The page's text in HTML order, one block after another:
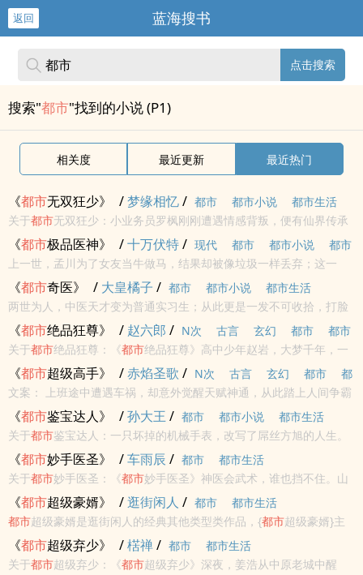
返回 蓝海搜书
点击搜索
搜索"都市"找到的小说 (P1)
相关度 最近更新 最近热门
《都市无双狂少》 /梦缘相忆/ 都市 都市小说
都市生活
关于都市无双狂少：小业务员罗枫刚刚遭遇情感背叛，便有仙界传承
从天而降，凭借这份大礼包逐渐走向巅峰修仙道路。
《都市极品医神》 /十万伏特/ 现代 都市 都市小说
都市
生活
上一世，孟川为了女友当牛做马，结果却被像垃圾一样丢弃；这一
世，孟川得到祖上妖道医圣传承，又有一只橘猫护道，从此纵横
市，吊打一切，无所不能！...
《都市奇医》 / 大皇橘子 / 都市 都市小说
都市生活
两世为人，中医天才变为普通实习生；从此更是一发不可收拾，打脸
医德恶劣的主任，迷倒风华绝代的佳人，再度踏上巅峰之土，成就前
世未能完成的梦！
《都市绝品狂尊》 / 赵六郎 / N次 古言 玄幻 都市
都市
小说
都市生活
关于都市绝品狂尊：《都市绝品狂尊》高中少年赵岩，大梦千年，一
朝觉醒，纵横天下，翻手为云，覆手为雨，收拢资源，提升实力，只
为重回修仙世界。不想，却遭遇地球灵气复苏，高武崛起，仙门临
世，险阻层生。...
《都市超级高手》 /赤焰圣歌 / N次 古言 玄幻 都市
都
市小说
都市生活
文案： 上班途中遭遇车祸，却意外觉醒天赋神通，从此踏上人间争霸
之路！看一介凡人如何人生逆袭，迎娶白富美，走上人生巅峰！
《都市鉴宝达人》 /孙大王 / 都市 都市小说
都市生活
关于都市鉴宝达人：一只坏掉的机械手表，改写了屌丝方旭的人生。
手表能鉴宝，因为只有宝物的宝光，才能让指针旋转，而回拨指针，
更能让时光回溯……从古玩店打工小职员，到制霸全球的超级富豪，你
只缺买个表...
《都市妙手医圣》 /车雨辰 / 都市
都市生活
关于都市妙手医圣：《都市妙手医圣》神医会武术，谁也挡不住。山
里走出来的少年林东，带着一身上古医术闯荡都市！疑难杂症，没有
我治不好的病！富少恶霸，没有我治不好的人！
《都市超级豪婿》 /逛街闲人 / 都市
都市生活
都市超级豪婿是逛街闲人的经典其他类型类作品，{都市超级豪婿}主
要讲述了：都市超级豪婿 逛街闲人最新鼎力大作，年度必看其他类
型。新御宅屋（xyuzhaiwu8.com）提供都市 超级豪婿最新章节全...
《都市超级弃少》 /楛禅/ 都市
都市生活
关于都市超级弃少：《都市超级弃少》深夜，姜浩从中原老城中醒